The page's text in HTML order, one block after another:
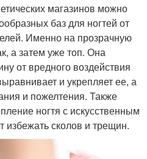
магазинов можно
баз для ногтей от
Именно на прозрачную
а затем уже топ. Она
от вредного воздействия
и укрепляет ее, а
и пожелтения. Также
ногтя с искусственным
избежать сколов и трещин.